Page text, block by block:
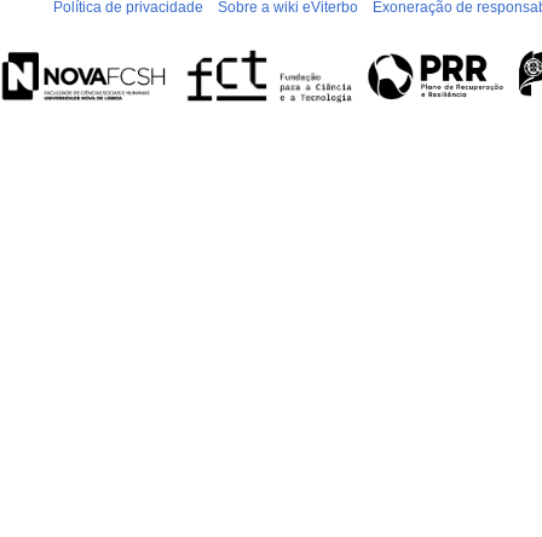
Política de privacidade Sobre a wiki eViterbo Exoneração de